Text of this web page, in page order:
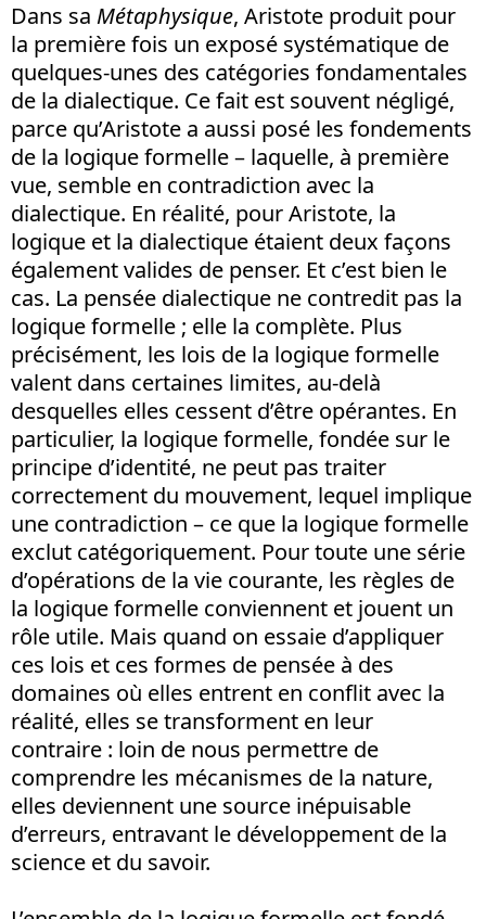
Dans sa Métaphysique, Aristote produit pour
la première fois un exposé systématique de
quelques-unes des catégories fondamentales
de la dialectique. Ce fait est souvent négligé,
parce qu’Aristote a aussi posé les fondements
de la logique formelle – laquelle, à première
vue, semble en contradiction avec la
dialectique. En réalité, pour Aristote, la
logique et la dialectique étaient deux façons
également valides de penser. Et c’est bien le
cas. La pensée dialectique ne contredit pas la
logique formelle ; elle la complète. Plus
précisément, les lois de la logique formelle
valent dans certaines limites, au-delà
desquelles elles cessent d’être opérantes. En
particulier, la logique formelle, fondée sur le
principe d’identité, ne peut pas traiter
correctement du mouvement, lequel implique
une contradiction – ce que la logique formelle
exclut catégoriquement. Pour toute une série
d’opérations de la vie courante, les règles de
la logique formelle conviennent et jouent un
rôle utile. Mais quand on essaie d’appliquer
ces lois et ces formes de pensée à des
domaines où elles entrent en conflit avec la
réalité, elles se transforment en leur
contraire : loin de nous permettre de
comprendre les mécanismes de la nature,
elles deviennent une source inépuisable
d’erreurs, entravant le développement de la
science et du savoir.